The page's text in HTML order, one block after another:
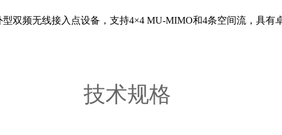
型双频无线接入点设备，支持4×4 MU-MIMO和4条空间流，具
技术规格